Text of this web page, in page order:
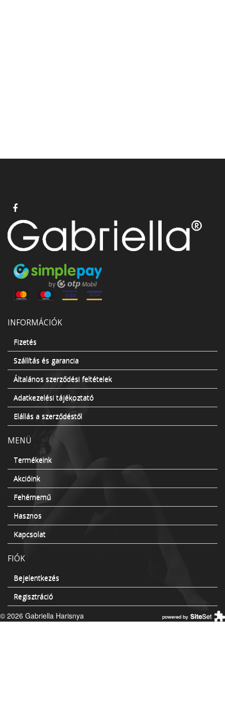
INFORMÁCIÓK
Fizetés
Szállítás és garancia
Általános szerződési feltételek
Adatkezelési tájékoztató
Elállás a szerződéstől
MENÜ
Termékeink
Akcióink
Fehérnemű
Hasznos
Kapcsolat
FIÓK
Bejelentkezés
Regisztráció
© 2026 Gabriella Harisnya